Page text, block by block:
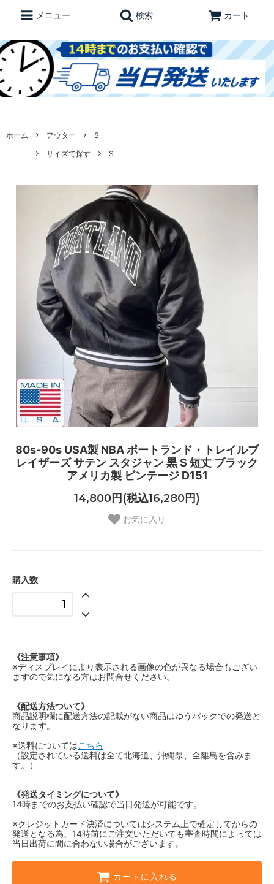
メニュー 検索 カート
ホーム アウター
S
サイズで探す
S
80s-90s USA製 NBA ポートランド・トレイルブ
レイザーズ サテン スタジャン 黒 S 短丈 ブラック
アメリカ製 ビンテージ D151
14,800円(税込16,280円)
お気に入り
購入数
《注意事項》
※ディスプレイにより表示される画像の色が異なる場合もござい
ますので気になる方はお問合せください。
《配送方法ついて》
商品説明欄に配送方法の記載がない商品はゆうパックでの発送と
なります。
※送料についてはこちら
（設定されている送料は全て北海道、沖縄県、全離島を含みま
す。）
《発送タイミングについて》
14時までのお支払い確認で当日発送が可能です。
※クレジットカード決済についてはシステム上で確定してからの
発送となる為、14時前にご注文いただいても審査時間によっては
当日出荷に間に合わない場合がございます。
カートに入れる